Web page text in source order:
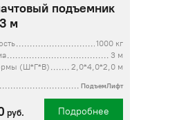
подъемник
м
1000 кг
3 м
(Ш*Г*В)
2,0*4,0*2,0 м
ПодъемЛифт
руб. Подробнее